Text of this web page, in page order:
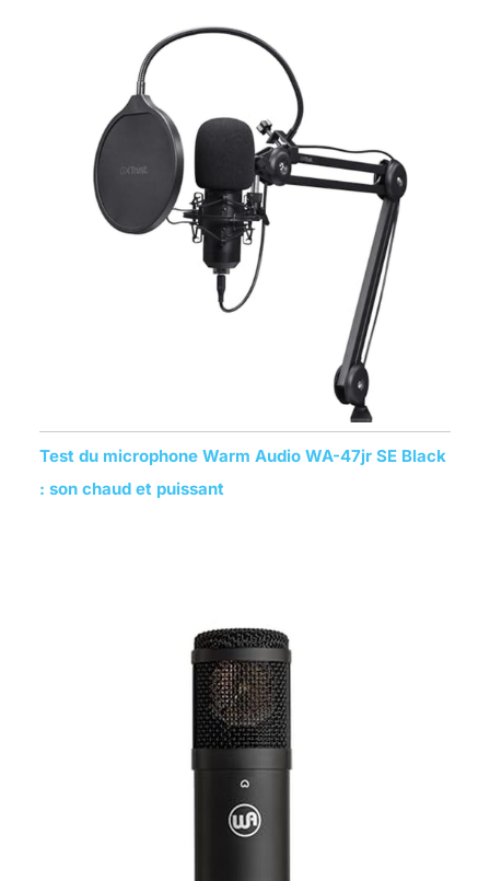
Test du microphone Warm Audio WA-47jr SE Black
: son chaud et puissant